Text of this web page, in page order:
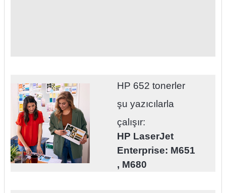
HP 652 tonerler
şu yazıcılarla
çalışır:
HP LaserJet
Enterprise: M651
, M680